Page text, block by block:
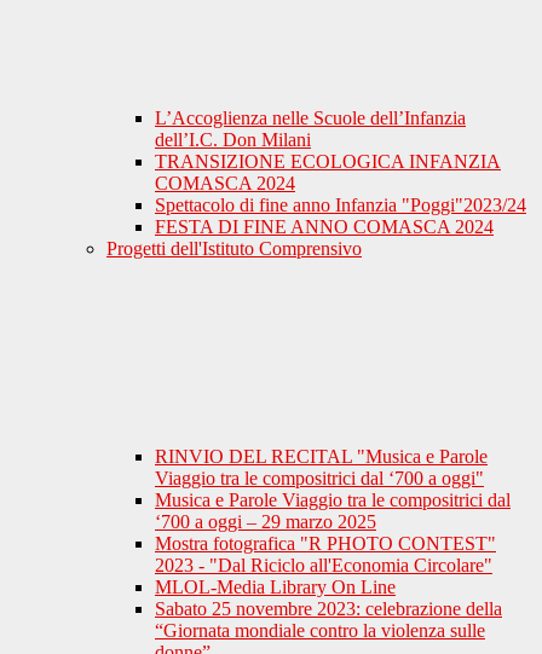
L’Accoglienza nelle Scuole dell’Infanzia
dell’I.C. Don Milani
TRANSIZIONE ECOLOGICA INFANZIA
COMASCA 2024
Spettacolo di fine anno Infanzia "Poggi"2023/24
FESTA DI FINE ANNO COMASCA 2024
Progetti dell'Istituto Comprensivo
RINVIO DEL RECITAL "Musica e Parole
Viaggio tra le compositrici dal ‘700 a oggi"
Musica e Parole Viaggio tra le compositrici dal
‘700 a oggi – 29 marzo 2025
Mostra fotografica "R PHOTO CONTEST"
2023 - "Dal Riciclo all'Economia Circolare"
MLOL-Media Library On Line
Sabato 25 novembre 2023: celebrazione della
“Giornata mondiale contro la violenza sulle